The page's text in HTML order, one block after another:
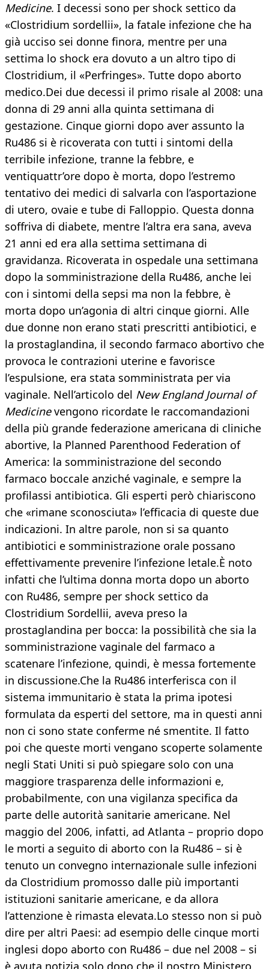
Medicine. I decessi sono per shock settico da
«Clostridium sordellii», la fatale infezione che ha
già ucciso sei donne finora, mentre per una
settima lo shock era dovuto a un altro tipo di
Clostridium, il «Perfringes». Tutte dopo aborto
medico.Dei due decessi il primo risale al 2008: una
donna di 29 anni alla quinta settimana di
gestazione. Cinque giorni dopo aver assunto la
Ru486 si è ricoverata con tutti i sintomi della
terribile infezione, tranne la febbre, e
ventiquattr’ore dopo è morta, dopo l’estremo
tentativo dei medici di salvarla con l’asportazione
di utero, ovaie e tube di Falloppio. Questa donna
soffriva di diabete, mentre l’altra era sana, aveva
21 anni ed era alla settima settimana di
gravidanza. Ricoverata in ospedale una settimana
dopo la somministrazione della Ru486, anche lei
con i sintomi della sepsi ma non la febbre, è
morta dopo un’agonia di altri cinque giorni. Alle
due donne non erano stati prescritti antibiotici, e
la prostaglandina, il secondo farmaco abortivo che
provoca le contrazioni uterine e favorisce
l’espulsione, era stata somministrata per via
vaginale. Nell’articolo del New England Journal of
Medicinevengono ricordate le raccomandazioni
della più grande federazione americana di cliniche
abortive, la Planned Parenthood Federation of
America: la somministrazione del secondo
farmaco boccale anziché vaginale, e sempre la
profilassi antibiotica. Gli esperti però chiariscono
che «rimane sconosciuta» l’efficacia di queste due
indicazioni. In altre parole, non si sa quanto
antibiotici e somministrazione orale possano
effettivamente prevenire l’infezione letale.È noto
infatti che l’ultima donna morta dopo un aborto
con Ru486, sempre per shock settico da
Clostridium Sordellii, aveva preso la
prostaglandina per bocca: la possibilità che sia la
somministrazione vaginale del farmaco a
scatenare l’infezione, quindi, è messa fortemente
in discussione.Che la Ru486 interferisca con il
sistema immunitario è stata la prima ipotesi
formulata da esperti del settore, ma in questi anni
non ci sono state conferme né smentite. Il fatto
poi che queste morti vengano scoperte solamente
negli Stati Uniti si può spiegare solo con una
maggiore trasparenza delle informazioni e,
probabilmente, con una vigilanza specifica da
parte delle autorità sanitarie americane. Nel
maggio del 2006, infatti, ad Atlanta – proprio dopo
le morti a seguito di aborto con la Ru486 – si è
tenuto un convegno internazionale sulle infezioni
da Clostridium promosso dalle più importanti
istituzioni sanitarie americane, e da allora
l’attenzione è rimasta elevata.Lo stesso non si può
dire per altri Paesi: ad esempio delle cinque morti
inglesi dopo aborto con Ru486 – due nel 2008 – si
è avuta notizia solo dopo che il nostro Ministero